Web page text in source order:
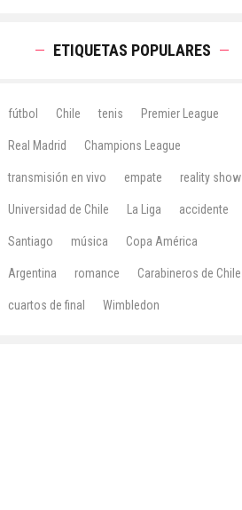
ETIQUETAS POPULARES
fútbol Chile tenis Premier League
Real Madrid Champions League
transmisión en vivo empate reality show
Universidad de Chile La Liga accidente
Santiago música Copa América
Argentina romance Carabineros de Chile
cuartos de final Wimbledon